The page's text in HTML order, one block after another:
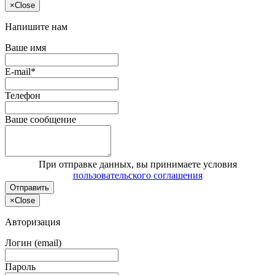
×Close
Напишите нам
Ваше имя
E-mail*
Телефон
Ваше сообщение
При отправке данных, вы принимаете условия
пользовательского соглашения
Отправить
×Close
Авторизация
Логин (email)
Пароль